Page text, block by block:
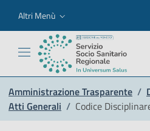
Altri Menù
Amministrazione Trasparente /
Atti Generali / Codice